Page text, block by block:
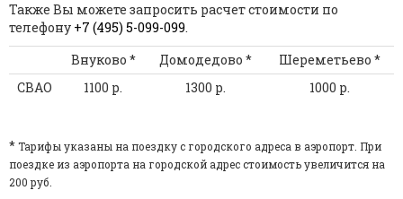
Также Вы можете запросить расчет стоимости по
телефону +7 (495) 5-099-099.
Внуково *
Домодедово *
Шереметьево *
СВАО
1100 р. 1300 р. 1000 р.
* Тарифы указаны на поездку с городского адреса в аэропорт. При
поездке из аэропорта на городской адрес стоимость увеличится на
200 руб.